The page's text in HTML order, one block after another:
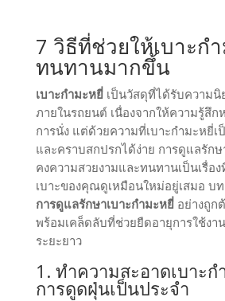
7 วิธีที่ช่วยให้เบาะก
ทนทานมากขึ้น
เบาะกำมะหยี่เป็นวัสดุที่ได้รับความนิ
ภายในรถยนต์ เนื่องจากให้ความรู้สึก
การนั่ง แต่ด้วยความที่เบาะกำมะหยี่
และคราบสกปรกได้ง่าย การดูแลรักษ
คงความสวยงามและทนทานเป็นเรื่อ
เบาะของคุณดูเหมือนใหม่อยู่เสมอ บ
การดูแลรักษาเบาะกำมะหยี่อย่างถูก
พร้อมเคล็ดลับที่ช่วยยืดอายุการใช้งา
ระยะยาว
1. ทำความสะอาดเบาะ
การดูดฝุ่นเป็นประจำ